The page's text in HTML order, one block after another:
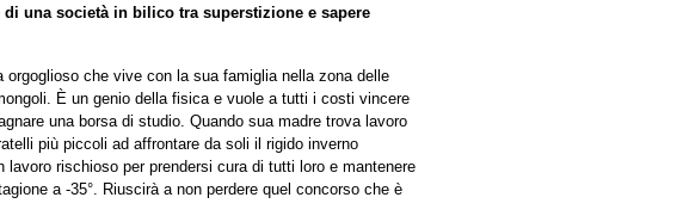
di una società in bilico tra superstizione e sapere
orgoglioso che vive con la sua famiglia nella zona delle
È un genio della fisica e vuole a tutti i costi vincere
una borsa di studio. Quando sua madre trova lavoro
più piccoli ad affrontare da soli il rigido inverno
lavoro rischioso per prendersi cura di tutti loro e mantenere
a -35°. Riuscirà a non perdere quel concorso che è